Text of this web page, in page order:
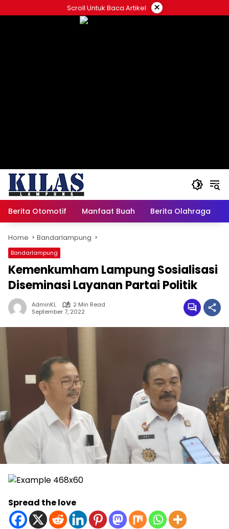
to
Scroll Untuk Baca Artikel ×
Berita Otomotif Manfaat Buah Berita Olahraga
Home Bandarlampung
Bandarlampung
Kemenkumham Lampung Sosialisasi
Diseminasi Layanan Partai Politik
AdminKL
2 Min Read
September 7, 2022
Spread the love